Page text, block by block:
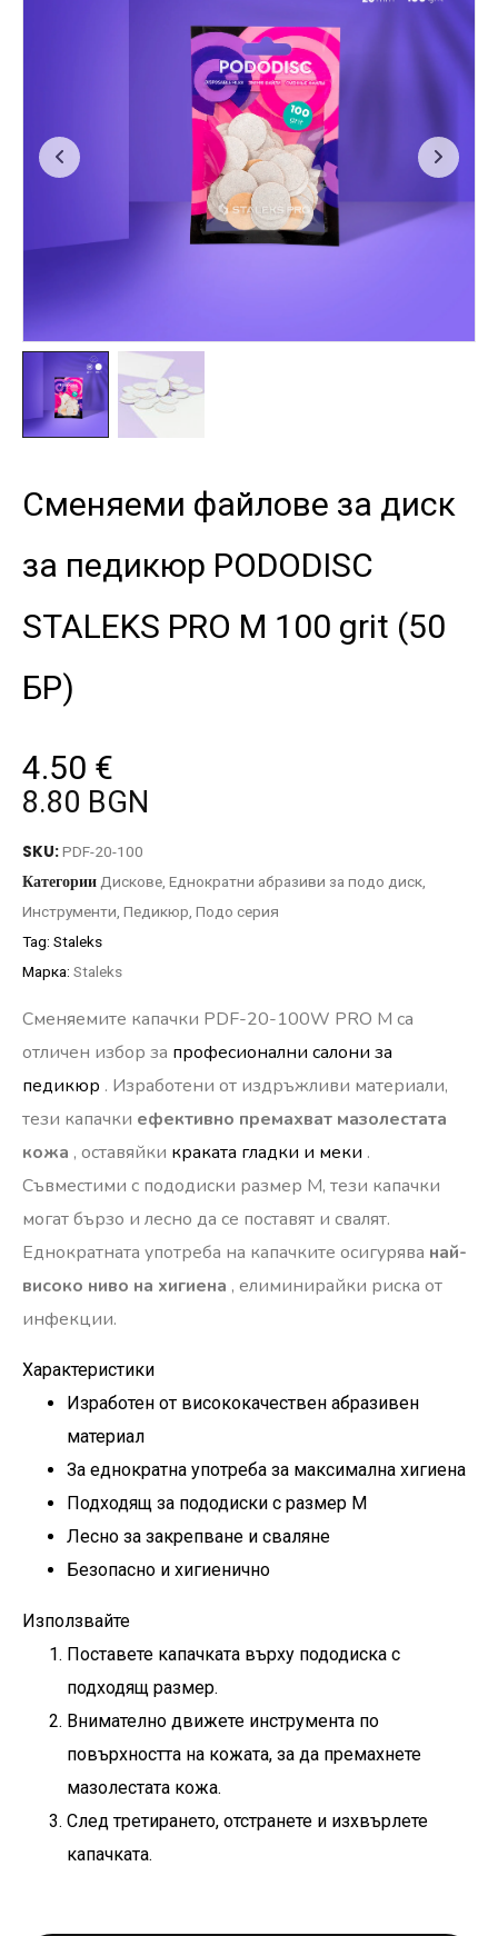
Сменяеми файлове за диск
за педикюр PODODISC
STALEKS PRO M 100 grit (50
БР)
4.50 €
8.80 BGN
SKU:PDF-20-100
Категории Дискове Еднократни абразиви за подо диск
Инструменти Педикюр Подо серия
Tag: Staleks
Марка: Staleks
Сменяемите капачки PDF-20-100W PRO M са
отличен избор за професионални салони за
педикюр . Изработени от издръжливи материали,
тези капачки ефективно премахват мазолестата
кожа , оставяйки краката гладки и меки .
Съвместими с пододиски размер M, тези капачки
могат бързо и лесно да се поставят и свалят.
Еднократната употреба на капачките осигурява най-
високо ниво на хигиена , елиминирайки риска от
инфекции.
Характеристики
Изработен от висококачествен абразивен
материал
За еднократна употреба за максимална хигиена
Подходящ за пододиски с размер M
Лесно за закрепване и сваляне
Безопасно и хигиенично
Използвайте
Поставете капачката върху пододиска с
подходящ размер.
Внимателно движете инструмента по
повърхността на кожата, за да премахнете
мазолестата кожа.
След третирането, отстранете и изхвърлете
капачката.